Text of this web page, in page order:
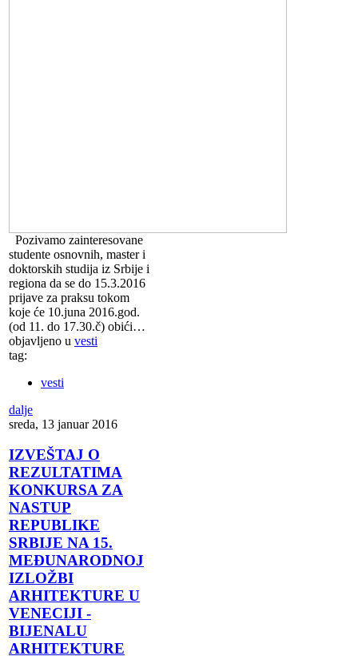
Pozivamo zainteresovane
studente osnovnih, master i
doktorskih studija iz Srbije i
regiona da se do 15.3.2016
prijave za praksu tokom
koje će 10.juna 2016.god.
(od 11. do 17.30.č) obići…
objavljeno u vesti
tag:
vesti
dalje
sreda, 13 januar 2016
IZVEŠTAJ O
REZULTATIMA
KONKURSA ZA
NASTUP
REPUBLIKE
SRBIJE NA 15.
MEĐUNARODNOJ
IZLOŽBI
ARHITEKTURE U
VENECIJI -
BIJENALU
ARHITEKTURE